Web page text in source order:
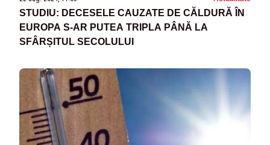
STUDIU: DECESELE CAUZATE DE CĂLDURĂ ÎN
EUROPA S-AR PUTEA TRIPLA PÂNĂ LA
SFÂRȘITUL SECOLULUI